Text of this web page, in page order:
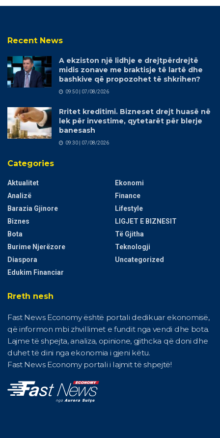
Recent News
A ekziston një lidhje e drejtpërdrejtë
midis zonave me braktisje të lartë dhe
bashkive që propozohet të shkrihen?
09:50 | 07/08/2026
Rritet kreditimi. Bizneset drejt huasë në
lek për investime, qytetarët për blerje
banesash
09:30 | 07/08/2026
Categories
Aktualitet
Analizë
Barazia Gjinore
Biznes
Bota
Burime Njerëzore
Diaspora
Edukim Financiar
Ekonomi
Finance
Lifestyle
LIGJET E BIZNESIT
Të Gjitha
Teknologji
Uncategorized
Rreth nesh
Fast News Economy është portali dedikuar ekonomisë,
që informon mbi zhvillimet e fundit nga vendi dhe bota.
Lajme të shpejta, analiza, opinione, gjithcka që doni dhe
duhet të dini nga ekonomia i gjeni këtu.
Fast News Economy portali i lajmit të shpejtë!